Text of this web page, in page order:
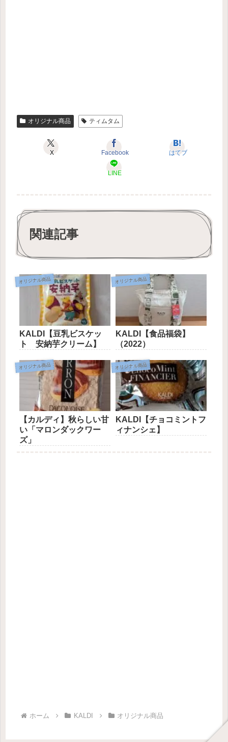
オリジナル商品 ティムタム
X Facebook はてブ
LINE
関連記事
オリジナル商品
KALDI【豆乳ビスケッ
ト 安納芋クリーム】
オリジナル商品
KALDI【食品福袋】
（2022）
オリジナル商品
【カルディ】秋らしい甘
い「マロンダックワー
ズ」
オリジナル商品
KALDI【チョコミントフ
ィナンシェ】
ホーム KALDI オリジナル商品